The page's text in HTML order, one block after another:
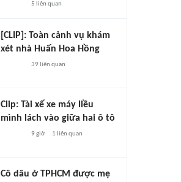
5 liên quan
[CLIP]: Toàn cảnh vụ khám
xét nhà Huấn Hoa Hồng
39 liên quan
Clip: Tài xế xe máy liều
mình lách vào giữa hai ô tô
9 giờ 1 liên quan
Cô dâu ở TPHCM được mẹ